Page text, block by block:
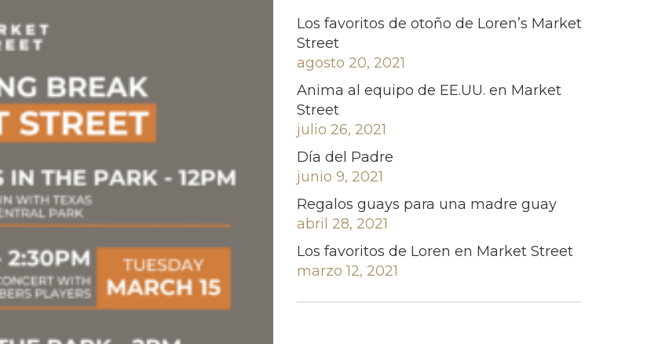
Los favoritos de otoño de Loren’s Market
Street
agosto 20, 2021
Anima al equipo de EE.UU. en Market
Street
julio 26, 2021
Día del Padre
junio 9, 2021
Regalos guays para una madre guay
abril 28, 2021
Los favoritos de Loren en Market Street
marzo 12, 2021